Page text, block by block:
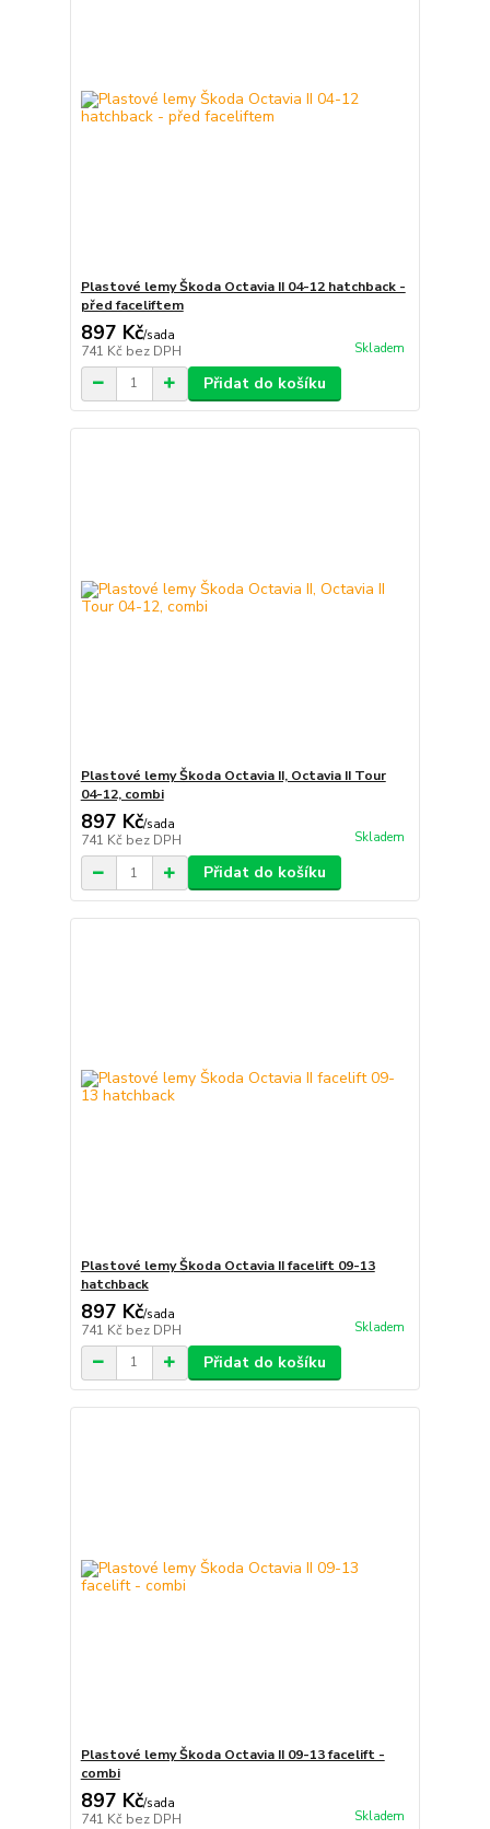
Plastové lemy Škoda Octavia II 04-12 hatchback -
před faceliftem
897 Kč/sada
741 Kč bez DPH Skladem
Přidat do košíku
Plastové lemy Škoda Octavia II, Octavia II Tour
04-12, combi
897 Kč/sada
741 Kč bez DPH Skladem
Přidat do košíku
Plastové lemy Škoda Octavia II facelift 09-13
hatchback
897 Kč/sada
741 Kč bez DPH Skladem
Přidat do košíku
Plastové lemy Škoda Octavia II 09-13 facelift -
combi
897 Kč/sada
741 Kč bez DPH Skladem